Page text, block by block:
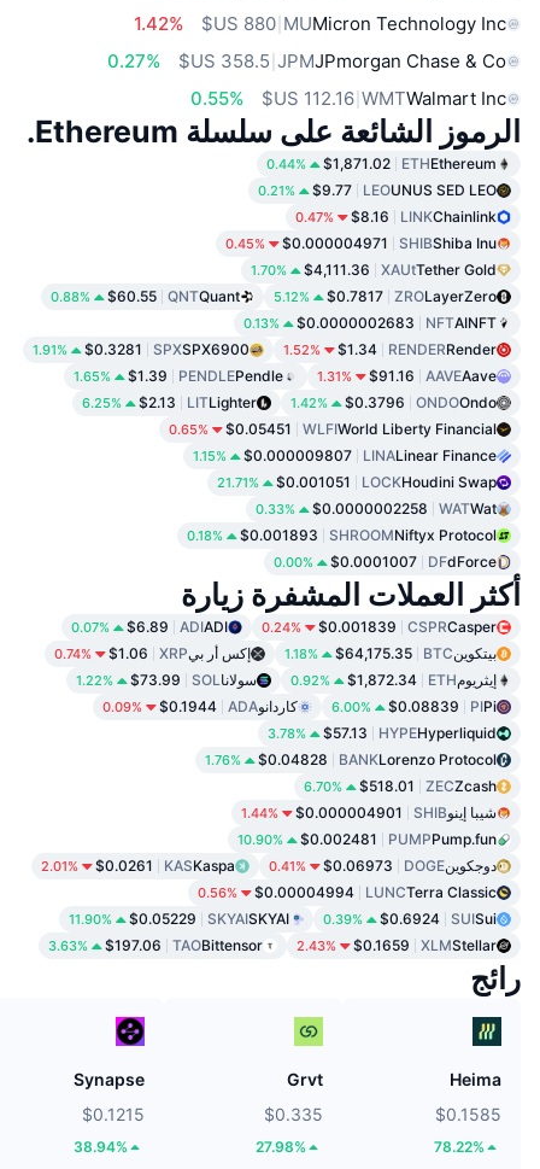
Micron Technology Inc
MU
‏880 US$
1.42%
JPmorgan Chase & Co
JPM
0.27%
Walmart Inc
WMT
‏112.16 US$
0.55%
الرموز الشائعة على سلسلة Ethereum.
Ethereum
ETH
$1,871.02
0.44%
UNUS SED LEO
LEO
$9.77
0.21%
Chainlink
LINK
$8.16
0.47%
Shiba Inu
SHIB
$0.000004971
0.45%
Tether Gold
XAUt
$4,111.36
1.70%
LayerZero
ZRO
$0.7817
5.12%
Quant
QNT
$60.55
0.88%
AINFT
NFT
$0.0000002683
0.13%
Render
RENDER
$1.34
1.52%
SPX6900
SPX
$0.3281
1.91%
Aave
AAVE
$91.16
1.31%
Pendle
PENDLE
$1.39
1.65%
Ondo
ONDO
$0.3796
1.42%
Lighter
LIT
$2.13
6.25%
World Liberty Financial
WLFI
$0.05451
0.65%
Linear Finance
LINA
$0.000009807
1.15%
Houdini Swap
LOCK
$0.001051
21.71%
Wat
WAT
$0.0000002258
0.33%
Niftyx Protocol
SHROOM
$0.001893
0.18%
dForce
DF
$0.0001007
0.00%
أكثر العملات المشفرة زيارة
Casper
CSPR
$0.001839
0.24%
ADI
ADI
$6.89
0.07%
بيتكوينBTC
$64,175.35
1.18% إكس أر بيXRP
$1.06
0.74%
إيثريومETH
$1,872.34
0.92% سولاناSOL
$73.99
1.22%
Pi
PI
$0.08839
6.00% كاردانوADA
$0.1944
0.09%
Hyperliquid
HYPE
$57.13
3.78%
Lorenzo Protocol
BANK
$0.04828
1.76%
Zcash
ZEC
$518.01
6.70%
شيبا إينوSHIB
$0.000004901
1.44%
Pump.fun
PUMP
$0.002481
10.90%
دوجكوينDOGE
$0.06973
0.41%
Kaspa
KAS
$0.0261
2.01%
Terra Classic
LUNC
$0.00004994
0.56%
Sui
SUI
$0.6924
0.39%
SKYAI
SKYAI
$0.05229
11.90%
Stellar
XLM
$0.1659
2.43%
Bittensor
TAO
$197.06
3.63%
رائج
Heima
$0.1585
78.22%
Grvt
$0.335
27.98%
Synapse
$0.1215
38.94%